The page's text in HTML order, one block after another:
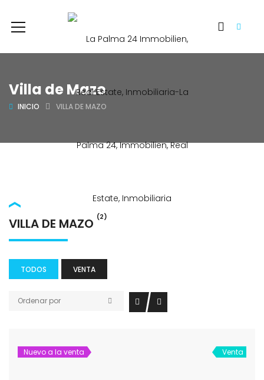
Villa de Mazo
INICIO VILLA DE MAZO
VILLA DE MAZO (2)
TODOS VENTA
Ordenar por
Nuevo a la venta Venta